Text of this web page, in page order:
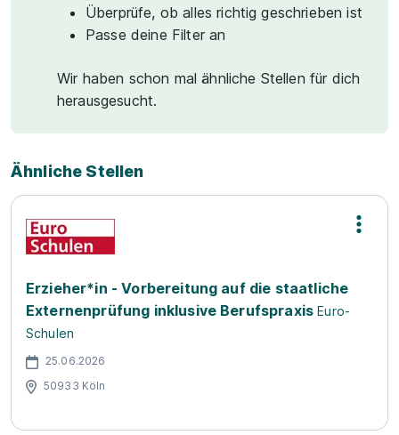
Überprüfe, ob alles richtig geschrieben ist
Passe deine Filter an
Wir haben schon mal ähnliche Stellen für dich
herausgesucht.
Ähnliche Stellen
Erzieher*in - Vorbereitung auf die staatliche
Externenprüfung inklusive Berufspraxis Euro-
Schulen
25.06.2026
50933 Köln